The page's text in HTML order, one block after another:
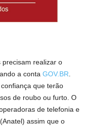
precisam realizar o
a conta GOV.BR
que terão
de roubo ou furto. O
de telefonia e
assim que o